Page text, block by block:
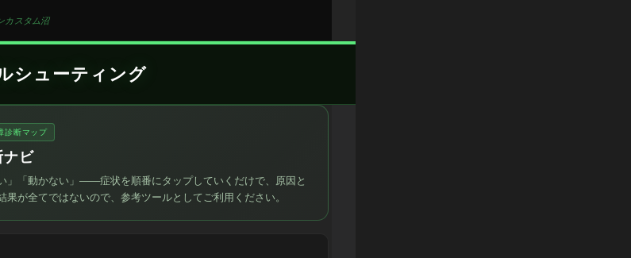
カスタム沼
シューティング
診断マップ
ナビ
」「動かない」――症状を順番にタップしていくだけで、原因と
が全てではないので、参考ツールとしてご利用ください。